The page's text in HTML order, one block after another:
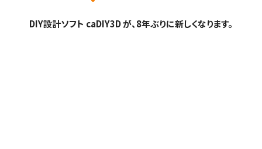
DIY設計ソフト caDIY3D が、8年ぶりに新しくなります。